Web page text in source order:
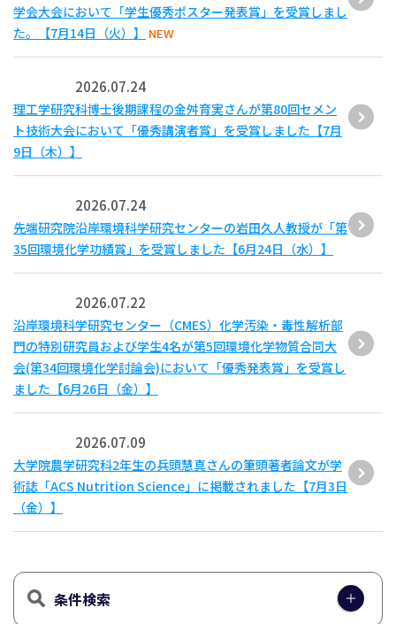
学会大会において「学生優秀ポスター発表賞」を受賞しまし
た。【7月14日（火）】
NEW
2026.07.24
理工学研究科博士後期課程の金舛育実さんが第80回セメン
ト技術大会において「優秀講演者賞」を受賞しました【7月
9日（木）】
2026.07.24
先端研究院沿岸環境科学研究センターの岩田久人教授が「第
35回環境化学功績賞」を受賞しました【6月24日（水）】
2026.07.22
沿岸環境科学研究センター（CMES）化学汚染・毒性解析部
門の特別研究員および学生4名が第5回環境化学物質合同大
会(第34回環境化学討論会)において「優秀発表賞」を受賞し
ました【6月26日（金）】
2026.07.09
大学院農学研究科2年生の兵頭慧真さんの筆頭著者論文が学
術誌「ACS Nutrition Science」に掲載されました【7月3日
（金）】
条件検索